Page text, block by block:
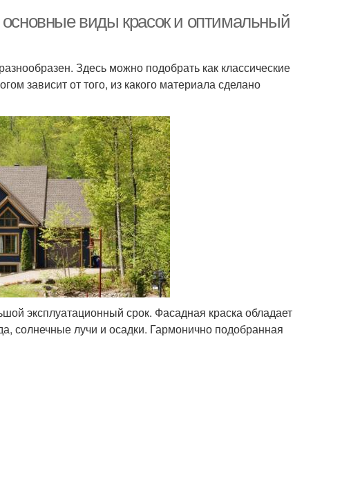
виды красок и оптимальный
Здесь можно подобрать как классические
зависит от того, из какого материала сделано
эксплуатационный срок. Фасадная краска обладает
солнечные лучи и осадки. Гармонично подобранная